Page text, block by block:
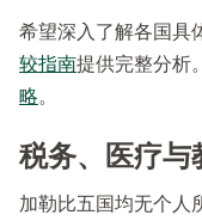
希望深入了解各国具
较指南提供完整分析
略。
税务、医疗与
加勒比五国均无个人